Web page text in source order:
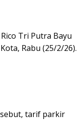
Tri Putra Bayu
Rabu (25/2/26).
tarif parkir